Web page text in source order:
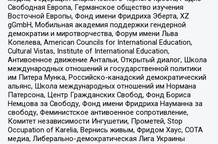
Свободная Европа, Германское общество изучения
Восточной Европы, Фонд имени Фридриха Эберта, XZ
gGmbH, Мобильная академия поддержки гендерной
демократии и миротворчества, Форум имени Льва
Копелева, American Councils for International Education,
Cultural Vistas, Institute of International Education,
Антивоенное движение Антальи, Открытый диалог, Школа
международных отношений и государственной политики
им Питера Мунка, Российско-канадский демократический
альянс, Школа международных отношений им Нормана
Патерсона, Центр Гражданских Свобод, Фонд Бориса
Немцова за Свободу, Фонд имени Фридриха Науманна за
свободу, Феминистское антивоенное сопротивление,
Комитет независимости Ингушетии, Прометей, Stop
Occupation of Karelia, Вернись живым, Фридом Хаус, СОТА
медиа, Либерально-демократическая Лига Украины